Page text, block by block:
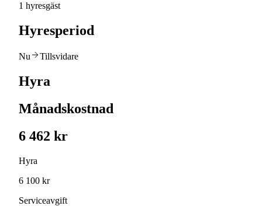
1 hyresgäst
Hyresperiod
Nu Tillsvidare
Hyra
Månadskostnad
6 462 kr
Hyra
6 100 kr
Serviceavgift